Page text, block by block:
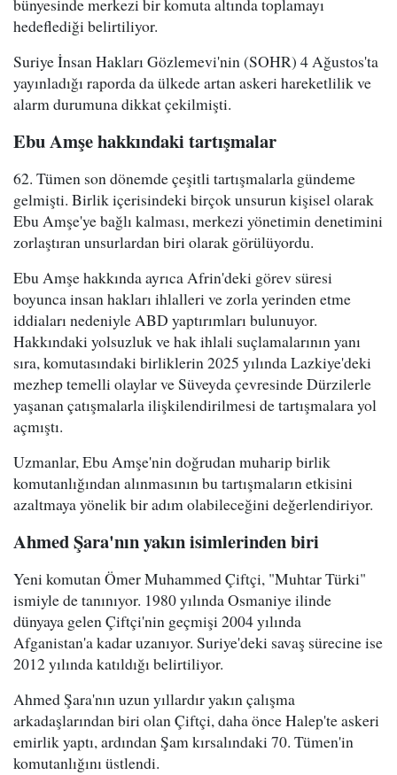
bünyesinde merkezi bir komuta altında toplamayı
hedeflediği belirtiliyor.
Suriye İnsan Hakları Gözlemevi'nin (SOHR) 4 Ağustos'ta
yayınladığı raporda da ülkede artan askeri hareketlilik ve
alarm durumuna dikkat çekilmişti.
Ebu Amşe hakkındaki tartışmalar
62. Tümen son dönemde çeşitli tartışmalarla gündeme
gelmişti. Birlik içerisindeki birçok unsurun kişisel olarak
Ebu Amşe'ye bağlı kalması, merkezi yönetimin denetimini
zorlaştıran unsurlardan biri olarak görülüyordu.
Ebu Amşe hakkında ayrıca Afrin'deki görev süresi
boyunca insan hakları ihlalleri ve zorla yerinden etme
iddiaları nedeniyle ABD yaptırımları bulunuyor.
Hakkındaki yolsuzluk ve hak ihlali suçlamalarının yanı
sıra, komutasındaki birliklerin 2025 yılında Lazkiye'deki
mezhep temelli olaylar ve Süveyda çevresinde Dürzilerle
yaşanan çatışmalarla ilişkilendirilmesi de tartışmalara yol
açmıştı.
Uzmanlar, Ebu Amşe'nin doğrudan muharip birlik
komutanlığından alınmasının bu tartışmaların etkisini
azaltmaya yönelik bir adım olabileceğini değerlendiriyor.
Ahmed Şara'nın yakın isimlerinden biri
Yeni komutan Ömer Muhammed Çiftçi, "Muhtar Türki"
ismiyle de tanınıyor. 1980 yılında Osmaniye ilinde
dünyaya gelen Çiftçi'nin geçmişi 2004 yılında
Afganistan'a kadar uzanıyor. Suriye'deki savaş sürecine ise
2012 yılında katıldığı belirtiliyor.
Ahmed Şara'nın uzun yıllardır yakın çalışma
arkadaşlarından biri olan Çiftçi, daha önce Halep'te askeri
emirlik yaptı, ardından Şam kırsalındaki 70. Tümen'in
komutanlığını üstlendi.